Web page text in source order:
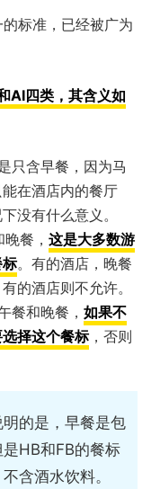
标准，已经被广为
AI四类，其含义如
只含早餐，因为马
在酒店内的餐厅
没有什么意义。
餐， 这是大多数游
。有的酒店，晚餐
的酒店则不允许。
餐和晚餐， 如果不
择这个餐标，否则
的是，早餐是包
HB和FB的餐标
含酒水饮料。